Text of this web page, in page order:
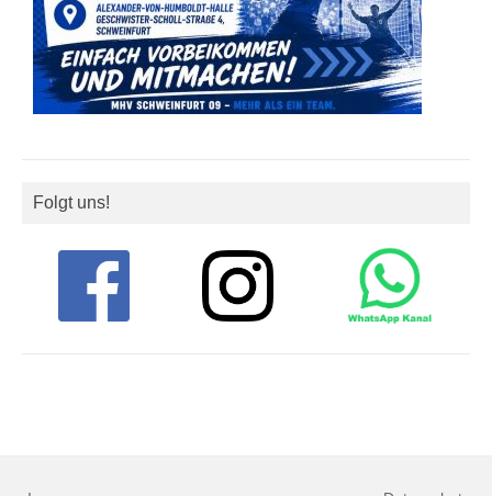
Folgt uns!